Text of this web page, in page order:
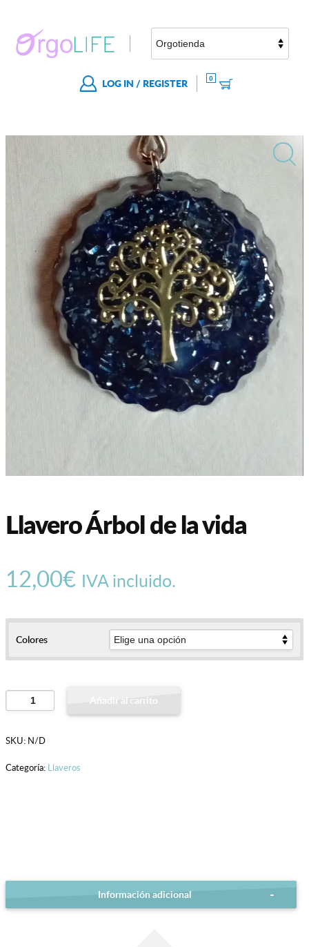
LOG IN / REGISTER 0
Llavero Árbol de la vida
12,00€ IVA incluido.
Colores
Llavero
de
vida
Añadir al carrito
SKU: N/D
Categoría: Llaveros
Información adicional